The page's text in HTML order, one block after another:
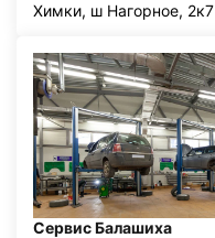
Химки, ш Нагорное, 2к7
Сервис Балашиха